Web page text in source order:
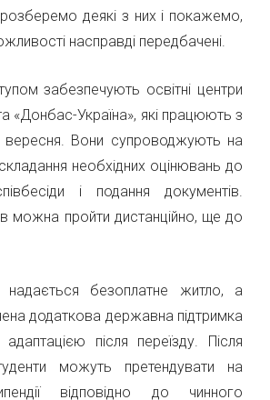
деякі з них і покажемо,
насправді передбачені.
забезпечують освітні центри
«Донбас-Україна», які працюють з
Вони супроводжують на
необхідних оцінювань до
і подання документів.
можна пройти дистанційно, ще до
безоплатне житло, а
додаткова державна підтримка
після переїзду. Після
можуть претендувати на
відповідно до чинного